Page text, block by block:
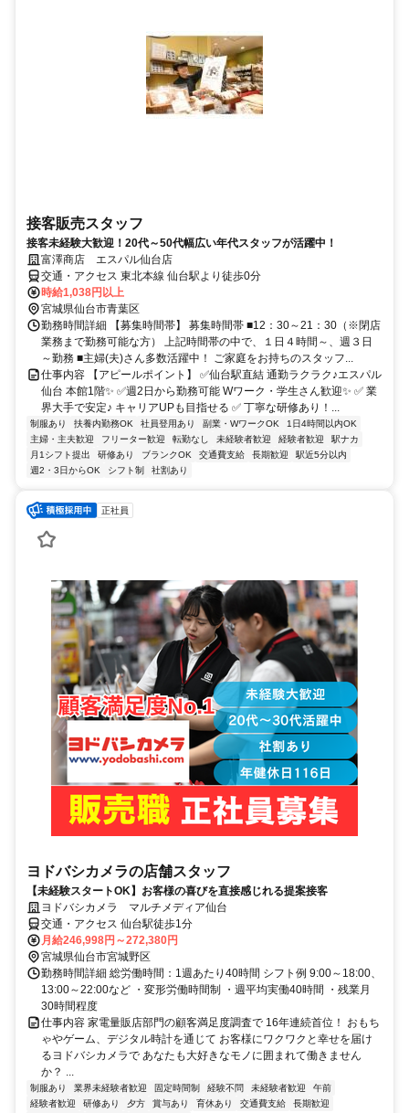
接客販売スタッフ
接客未経験大歓迎！20代～50代幅広い年代スタッフが活躍中！
富澤商店 エスパル仙台店
交通・アクセス 東北本線 仙台駅より徒歩0分
時給1,038円以上
宮城県仙台市青葉区
勤務時間詳細 【募集時間帯】 募集時間帯 ■12：30～21：30（※閉店
業務まで勤務可能な方） 上記時間帯の中で、１日４時間～、週３日
～勤務 ■主婦(夫)さん多数活躍中！ ご家庭をお持ちのスタッフ...
仕事内容 【アピールポイント】 ✅仙台駅直結 通勤ラクラク♪エスパル
仙台 本館1階✨ ✅週2日から勤務可能 Wワーク・学生さん歓迎✨ ✅ 業
界大手で安定♪ キャリアUPも目指せる ✅ 丁寧な研修あり！...
制服あり 扶養内勤務OK 社員登用あり 副業・WワークOK
1日4時間以内OK
主婦・主夫歓迎
フリーター歓迎 転勤なし 未経験者歓迎 経験者歓迎
駅ナカ
月1シフト提出
研修あり ブランクOK 交通費支給 長期歓迎
駅近5分以内
週2・3日からOK
シフト制 社割あり
正社員
ヨドバシカメラの店舗スタッフ
【未経験スタートOK】お客様の喜びを直接感じれる提案接客
ヨドバシカメラ マルチメディア仙台
交通・アクセス 仙台駅徒歩1分
月給246,998円～272,380円
宮城県仙台市宮城野区
勤務時間詳細 総労働時間：1週あたり40時間 シフト例 9:00～18:00、
13:00～22:00など ・変形労働時間制 ・週平均実働40時間 ・残業月
30時間程度
仕事内容 家電量販店部門の顧客満足度調査で 16年連続首位！ おもち
ゃやゲーム、デジタル時計を通じて お客様にワクワクと幸せを届け
るヨドバシカメラで あなたも大好きなモノに囲まれて働きません
か？ ...
制服あり 業界未経験者歓迎 固定時間制 経験不問 未経験者歓迎
午前
経験者歓迎
研修あり 夕方 賞与あり 育休あり 交通費支給
長期歓迎